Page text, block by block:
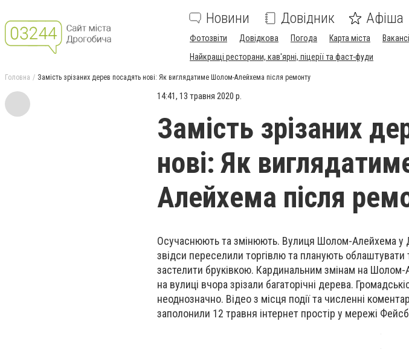
Новини Довідник Афіша
Фотозвіти Довідкова Погода Карта міста
Найкращі ресторани, кав'ярні, піцерії та фаст-фуди
Головна Замість зрізаних дерев посадять нові: Як виглядатиме Шолом-Алейхема після ремонту
14:41, 13 травня 2020 р.
Замість зрізаних
нові: Як
Алейхема після
Осучаснюють та змінюють. Вулиця Шолом-Алейхема у
звідси переселили торгівлю та планують
застелити бруківкою. Кардинальним змінам на Шолом-
на вулиці вчора зрізали багаторічні дерева.
неоднозначно. Відео з місця події та численні
заполонили 12 травня інтернет простір у мережі